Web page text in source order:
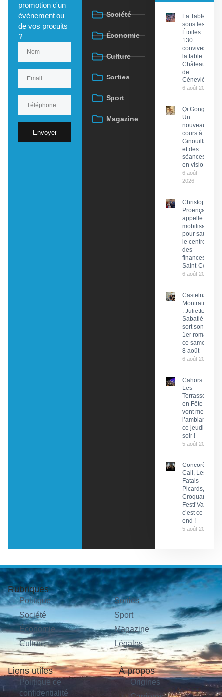
promotion d'un
événement ou
de vos produits
?
Envoyer
Société
Économie
Culture
Sorties
Sport
Magazine
La Tablée
sous les
Étoiles :
130
convives à
la table du
Château
de
Cénevières
6 août 2026
Qi Gong :
Un
nouveau
cours à
Ginouillac
et des
séances
en visio
6 août
2026
Christophe
Proença
appelle à la
mobilisation
pour sauver
le centre
des
finances de
Saint-Céré
6 août 2026
Castelnau-
Montratier
: Juliette
Sabatié
sort son
1er roman
ce samedi
8 août
6 août 2026
Cahors :
Les
Terrasses
en Fête
vont mettre
l’ambiance
ce jeudi
soir !
5 août 2026
Concorès :
Cali, Les
Fatals
Picards, Les
Croquants…
Festi’ValCéou,
c’est ce week-
end !
5 août 2026
Rubriques
Politique
Société
Économie
Culture
Sorties
Sport
Magazine
Légales
Liens utiles
Politique de
confidentialité
À propos
Origines